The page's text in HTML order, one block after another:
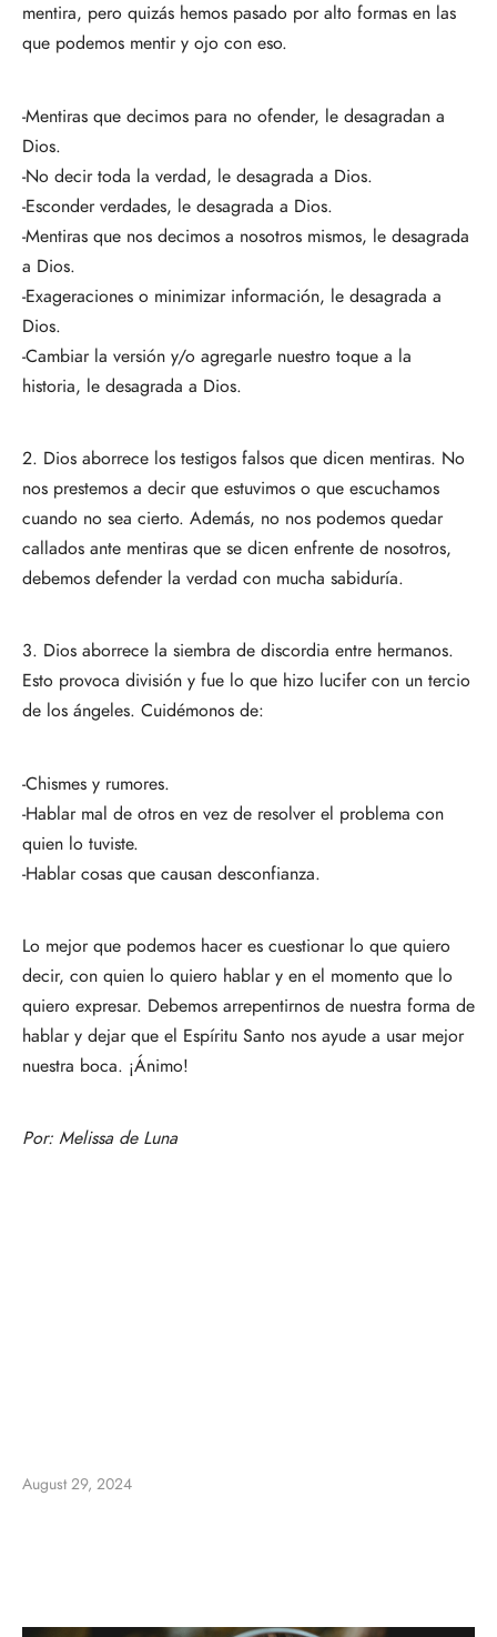
mentira, pero quizás hemos pasado por alto formas en las
que podemos mentir y ojo con eso.
-Mentiras que decimos para no ofender, le desagradan a
Dios.
-No decir toda la verdad, le desagrada a Dios.
-Esconder verdades, le desagrada a Dios.
-Mentiras que nos decimos a nosotros mismos, le desagrada
a Dios.
-Exageraciones o minimizar información, le desagrada a
Dios.
-Cambiar la versión y/o agregarle nuestro toque a la
historia, le desagrada a Dios.
2. Dios aborrece los testigos falsos que dicen mentiras. No
nos prestemos a decir que estuvimos o que escuchamos
cuando no sea cierto. Además, no nos podemos quedar
callados ante mentiras que se dicen enfrente de nosotros,
debemos defender la verdad con mucha sabiduría.
3. Dios aborrece la siembra de discordia entre hermanos.
Esto provoca división y fue lo que hizo lucifer con un tercio
de los ángeles. Cuidémonos de:
-Chismes y rumores.
-Hablar mal de otros en vez de resolver el problema con
quien lo tuviste.
-Hablar cosas que causan desconfianza.
Lo mejor que podemos hacer es cuestionar lo que quiero
decir, con quien lo quiero hablar y en el momento que lo
quiero expresar. Debemos arrepentirnos de nuestra forma de
hablar y dejar que el Espíritu Santo nos ayude a usar mejor
nuestra boca. ¡Ánimo!
Por: Melissa de Luna
August 29, 2024